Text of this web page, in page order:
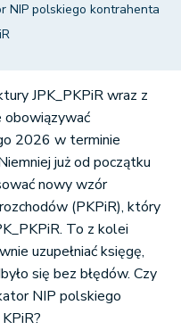
NIP polskiego kontrahenta
JPK_PKPiR wraz z
obowiązywać
2026 w terminie
już od początku
nowy wzór
(PKPiR), który
To z kolei
uzupełniać księgę,
się bez błędów. Czy
NIP polskiego